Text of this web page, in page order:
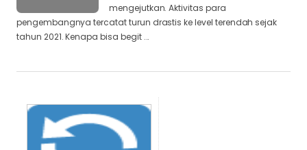
mengejutkan. Aktivitas para
pengembangnya tercatat turun drastis ke level terendah sejak
tahun 2021. Kenapa bisa begit ...